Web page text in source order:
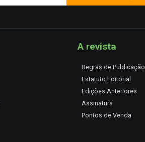
A revista
Regras de Publicação
Estatuto Editorial
Edições Anteriores
Assinatura
Pontos de Venda